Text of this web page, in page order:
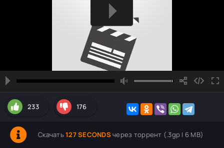
233 176
Скачать127 SECONDS через торрент (.3gp | 6 MB)